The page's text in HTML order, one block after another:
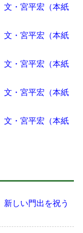
・宮平宏（本紙
・宮平宏（本紙
・宮平宏（本紙
・宮平宏（本紙
・宮平宏（本紙
しい門出を祝う